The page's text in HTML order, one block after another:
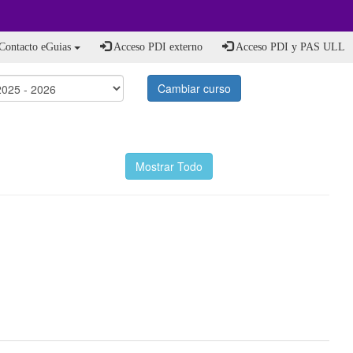
eGuias Acceso PDI externo Acceso PDI y PAS ULL
Cambiar curso
Mostrar Todo